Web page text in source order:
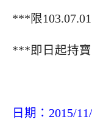
***限
***即日起持
日期：2015/